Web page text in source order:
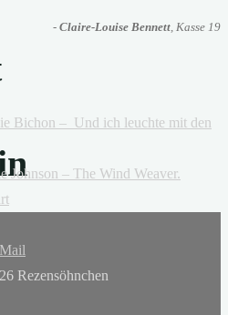
- Claire-Louise Bennett, Kasse 19
Bichon – Und ich leuchte mit den
Johnson – The Wind Weaver.
Rezensöhnchen